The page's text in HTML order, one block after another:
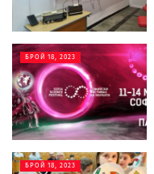
БРОЙ 18, 2023
БРОЙ 18, 2023